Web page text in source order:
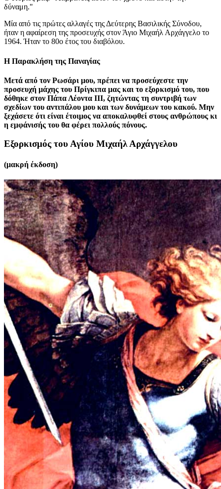
δύναμη."
Μία από τις πρώτες αλλαγές της Δεύτερης Βασιλικής Σύνοδου,
ήταν η αφαίρεση της προσευχής στον Άγιο Μιχαήλ Αρχάγγελο το
1964. Ήταν το 80ο έτος του διαβόλου.
Η Παρακλήση της Παναγίας
Μετά από τον Ρωσάρι μου, πρέπει να προσεύχεστε την
προσευχή μάχης του Πρίγκιπα μας και το εξορκισμό του, που
δόθηκε στον Πάπα Λέοντα ΙΙΙ, ζητώντας τη συντριβή των
σχεδίων του αντιπάλου μου και των δυνάμεων του κακού. Μην
ξεχάσετε ότι είναι έτοιμος να αποκαλυφθεί στους ανθρώπους κι
η εμφάνισής του θα φέρει πολλούς πόνους.
Εξορκισμός του Αγίου Μιχαήλ Αρχάγγελου
(μακρή έκδοση)